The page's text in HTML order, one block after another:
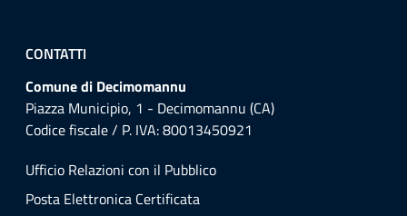
CONTATTI
Comune di Decimomannu
Piazza Municipio, 1 - Decimomannu (CA)
Codice fiscale / P. IVA: 80013450921
Ufficio Relazioni con il Pubblico
Posta Elettronica Certificata